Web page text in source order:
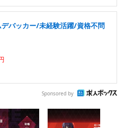
デバッカー/未経験活躍/資格不問
Sponsored by